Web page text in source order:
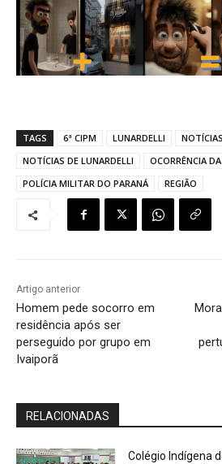
TAGS 6ª CIPM LUNARDELLI
NOTÍCIAS
NOTÍCIAS DE LUNARDELLI
OCORRÊNCIA
POLÍCIA MILITAR DO PARANÁ
REGIÃO
Artigo anterior
Homem pede socorro em
residência após ser
perseguido por grupo em
Ivaiporã
RELACIONADAS
Colégio Indígena